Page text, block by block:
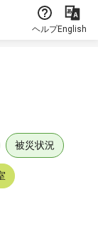
ヘルプEnglish
被災状況